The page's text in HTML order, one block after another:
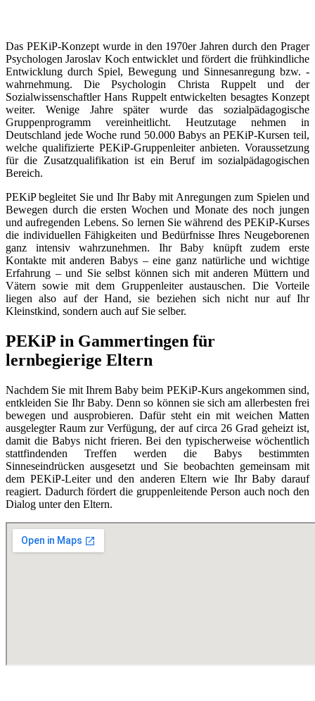
Das PEKiP-Konzept wurde in den 1970er Jahren durch den Prager
Psychologen Jaroslav Koch entwicklet und fördert die frühkindliche
Entwicklung durch Spiel, Bewegung und Sinnesanregung bzw. -
wahrnehmung. Die Psychologin Christa Ruppelt und der
Sozialwissenschaftler Hans Ruppelt entwickelten besagtes Konzept
weiter. Wenige Jahre später wurde das sozialpädagogische
Gruppenprogramm vereinheitlicht. Heutzutage nehmen in
Deutschland jede Woche rund 50.000 Babys an PEKiP-Kursen teil,
welche qualifizierte PEKiP-Gruppenleiter anbieten. Voraussetzung
für die Zusatzqualifikation ist ein Beruf im sozialpädagogischen
Bereich.
PEKiP begleitet Sie und Ihr Baby mit Anregungen zum Spielen und
Bewegen durch die ersten Wochen und Monate des noch jungen
und aufregenden Lebens. So lernen Sie während des PEKiP-Kurses
die individuellen Fähigkeiten und Bedürfnisse Ihres Neugeborenen
ganz intensiv wahrzunehmen. Ihr Baby knüpft zudem erste
Kontakte mit anderen Babys – eine ganz natürliche und wichtige
Erfahrung – und Sie selbst können sich mit anderen Müttern und
Vätern sowie mit dem Gruppenleiter austauschen. Die Vorteile
liegen also auf der Hand, sie beziehen sich nicht nur auf Ihr
Kleinstkind, sondern auch auf Sie selber.
PEKiP in Gammertingen für
lernbegierige Eltern
Nachdem Sie mit Ihrem Baby beim PEKiP-Kurs angekommen sind,
entkleiden Sie Ihr Baby. Denn so können sie sich am allerbesten frei
bewegen und ausprobieren. Dafür steht ein mit weichen Matten
ausgelegter Raum zur Verfügung, der auf circa 26 Grad geheizt ist,
damit die Babys nicht frieren. Bei den typischerweise wöchentlich
stattfindenden Treffen werden die Babys bestimmten
Sinneseindrücken ausgesetzt und Sie beobachten gemeinsam mit
dem PEKiP-Leiter und den anderen Eltern wie Ihr Baby darauf
reagiert. Dadurch fördert die gruppenleitende Person auch noch den
Dialog unter den Eltern.